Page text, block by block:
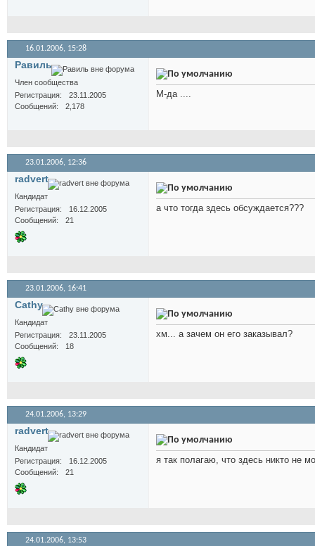
16.01.2006, 15:28
Равиль
Член сообщества
Регистрация
23.11.2005
Сообщений
2,178
М-да ....
23.01.2006, 12:36
radvert
Кандидат
Регистрация
16.12.2005
Сообщений
21
а что тогда здесь обсуждается???
23.01.2006, 16:41
Cathy
Кандидат
Регистрация
23.11.2005
Сообщений
18
хм... а зачем он его заказывал?
24.01.2006, 13:29
radvert
Кандидат
Регистрация
16.12.2005
Сообщений
21
я так полагаю, что здесь никто не
24.01.2006, 13:53